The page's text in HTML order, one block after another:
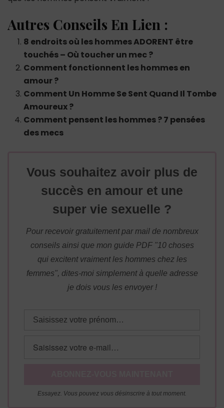
Autres Conseils En Lien :
8 endroits où les hommes ADORENT être
touchés – Où toucher un mec ?
Comment fonctionnent les hommes en
amour ?
Comment Un Homme Se Sent Quand Il Tombe
Amoureux ?
Comment pensent les hommes ? 7 pensées
des mecs
Vous souhaitez avoir plus de
succès en amour et une
super vie sexuelle ?
Pour recevoir gratuitement par mail de nombreux
conseils ainsi que mon guide PDF "10 choses
qui excitent vraiment les hommes chez les
femmes", dites-moi simplement à quelle adresse
je dois vous les envoyer !
Essayez. Vous pouvez vous désinscrire à tout moment.